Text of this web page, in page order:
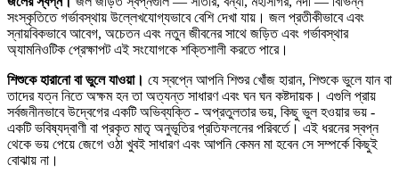
সংস্কৃতিতে গর্ভাবস্থায় উল্লেখযোগ্যভাবে বেশি দেখা যায়। জল প্রতীকীভাবে এবং
স্নায়বিকভাবে আবেগ, অচেতন এবং নতুন জীবনের সাথে জড়িত এবং গর্ভাবস্থার
অ্যামনিওটিক প্রেক্ষাপট এই সংযোগকে শক্তিশালী করতে পারে।
শিশুকে হারানো বা ভুলে যাওয়া। যে স্বপ্নে আপনি শিশুর খোঁজ হারান, শিশুকে ভুলে যান বা
তাদের যত্ন নিতে অক্ষম হন তা অত্যন্ত সাধারণ এবং ঘন ঘন কষ্টদায়ক। এগুলি প্রায়
সর্বজনীনভাবে উদ্বেগের একটি অভিব্যক্তি - অপ্রতুলতার ভয়, কিছু ভুল হওয়ার ভয় -
একটি ভবিষ্যদ্বাণী বা প্রকৃত মাতৃ অনুভূতির প্রতিফলনের পরিবর্তে। এই ধরনের স্বপ্ন
থেকে ভয় পেয়ে জেগে ওঠা খুবই সাধারণ এবং আপনি কেমন মা হবেন সে সম্পর্কে কিছুই
বোঝায় না।